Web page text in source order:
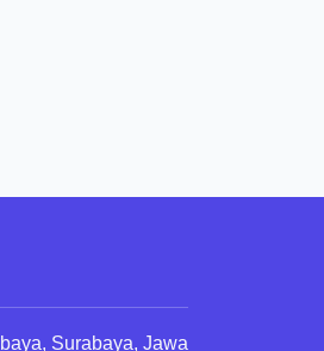
Surabaya, Jawa